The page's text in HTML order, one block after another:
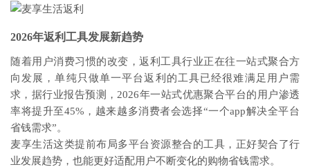
2026年返利工具发展新趋势
随着用户消费习惯的改变，返利工具行业正在往一站式聚合方
向发展，单纯只做单一平台返利的工具已经很难满足用户需
求，据行业报告预测，2026年一站式优惠聚合平台的用户渗透
率将提升至45%，越来越多消费者会选择“一个app解决全平台
省钱需求”。
麦享生活这类提前布局多平台资源整合的工具，正好契合了行
业发展趋势，也能更好适配用户不断变化的购物省钱需求。